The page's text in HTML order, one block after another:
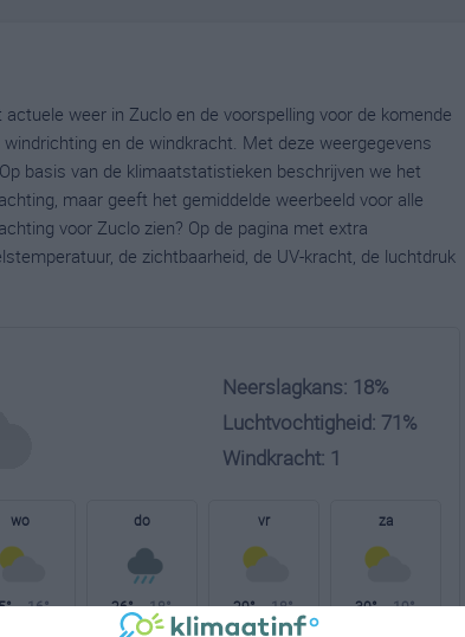
weer in Zuclo en de voorspelling voor de komende
en de windkracht. Met deze weergegevens
basis van de klimaatstatistieken beschrijven we het
maar geeft het gemiddelde weerbeeld voor alle
voor Zuclo zien? Op de pagina met extra
de zichtbaarheid, de UV-kracht, de luchtdruk
Neerslagkans: 18%
Luchtvochtigheid: 71%
Windkracht: 1
wo
16°
do
26° 18°
vr
29° 18°
za
30° 19°